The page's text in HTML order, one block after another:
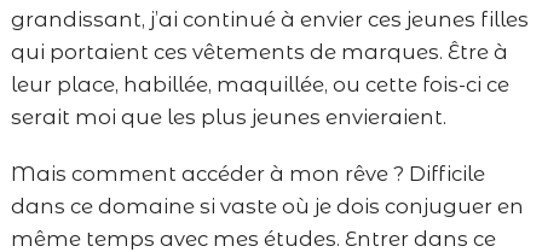
grandissant, j’ai continué à envier ces jeunes filles
qui portaient ces vêtements de marques. Être à
leur place, habillée, maquillée, ou cette fois-ci ce
serait moi que les plus jeunes envieraient.
Mais comment accéder à mon rêve ? Difficile
dans ce domaine si vaste où je dois conjuguer en
même temps avec mes études. Entrer dans ce